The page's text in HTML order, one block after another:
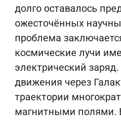
долго оставалось
ожесточённых
проблема
космические лучи
электрический
движения через
траектории
магнитными полями.